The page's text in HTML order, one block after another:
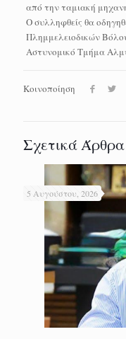
από την ταμιακή
Ο συλληφθείς θα
Πλημμελειοδικών
Αστυνομικό Τμήμα
Κοινοποίηση
Σχετικά Άρθρα
5 Αυγούστου, 2026